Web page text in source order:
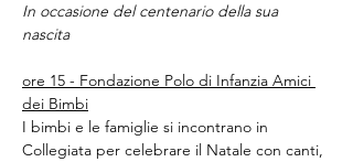
In occasione del centenario della sua
nascita
ore 15 - Fondazione Polo di Infanzia Amici
dei Bimbi
I bimbi e le famiglie si incontrano in
Collegiata per celebrare il Natale con canti,